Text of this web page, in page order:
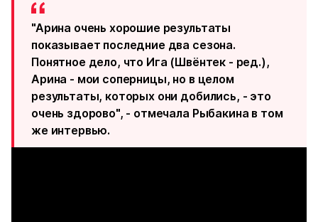
"Арина очень хорошие результаты
показывает последние два сезона.
Понятное дело, что Ига (Швёнтек - ред.),
Арина - мои соперницы, но в целом
результаты, которых они добились, - это
очень здорово", - отмечала Рыбакина в том
же интервью.